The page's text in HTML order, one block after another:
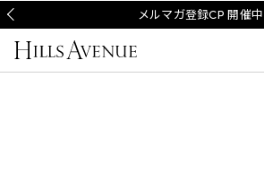
メルマガ登録CP 開催中